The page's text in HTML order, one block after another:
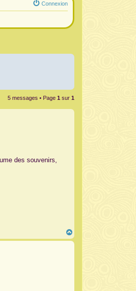
Connexion
5 messages • Page 1 sur 1
des souvenirs,
a
u